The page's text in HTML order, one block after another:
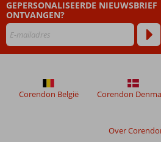
duurzaamheidscertificaat
GEPERSONALISEERDE NIEUWSBRIEF
ONTVANGEN?
Over
Corendon België Corendon